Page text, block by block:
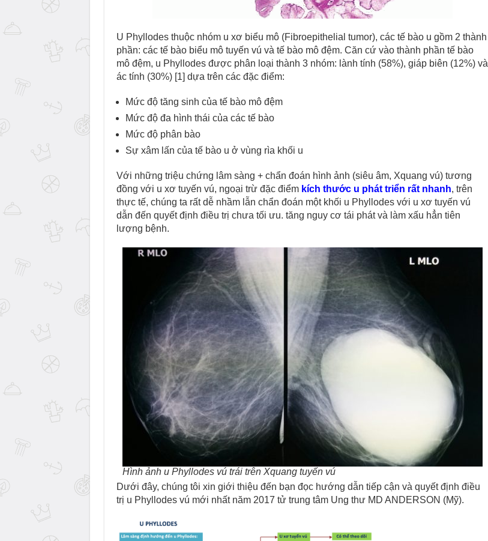
U Phyllodes thuộc nhóm u xơ biểu mô (Fibroepithelial tumor), các tế bào u gồm 2 thành
phần: các tế bào biểu mô tuyến vú và tế bào mô đệm. Căn cứ vào thành phần tế bào
mô đệm, u Phyllodes được phân loại thành 3 nhóm: lành tính (58%), giáp biên (12%) và
ác tính (30%) [1] dựa trên các đặc điểm:
Mức độ tăng sinh của tế bào mô đệm
Mức độ đa hình thái của các tế bào
Mức độ phân bào
Sự xâm lấn của tế bào u ở vùng rìa khối u
Với những triệu chứng lâm sàng + chẩn đoán hình ảnh (siêu âm, Xquang vú) tương
đồng với u xơ tuyến vú, ngoại trừ đặc điểm kích thước u phát triển rất nhanh, trên
thực tế, chúng ta rất dễ nhầm lẫn chẩn đoán một khối u Phyllodes với u xơ tuyến vú
dẫn đến quyết định điều trị chưa tối ưu. tăng nguy cơ tái phát và làm xấu hẳn tiên
lượng bệnh.
Hình ảnh u Phyllodes vú trái trên Xquang tuyến vú
Dưới đây, chúng tôi xin giới thiệu đến bạn đọc hướng dẫn tiếp cận và quyết định điều
trị u Phyllodes vú mới nhất năm 2017 tử trung tâm Ung thư MD ANDERSON (Mỹ).